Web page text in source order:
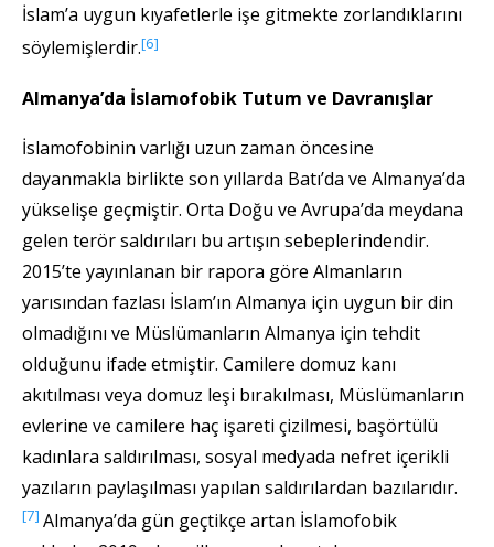
İslam’a uygun kıyafetlerle işe gitmekte zorlandıklarını
söylemişlerdir.[6]
Almanya’da İslamofobik Tutum ve Davranışlar
İslamofobinin varlığı uzun zaman öncesine
dayanmakla birlikte son yıllarda Batı’da ve Almanya’da
yükselişe geçmiştir. Orta Doğu ve Avrupa’da meydana
gelen terör saldırıları bu artışın sebeplerindendir.
2015’te yayınlanan bir rapora göre Almanların
yarısından fazlası İslam’ın Almanya için uygun bir din
olmadığını ve Müslümanların Almanya için tehdit
olduğunu ifade etmiştir. Camilere domuz kanı
akıtılması veya domuz leşi bırakılması, Müslümanların
evlerine ve camilere haç işareti çizilmesi, başörtülü
kadınlara saldırılması, sosyal medyada nefret içerikli
yazıların paylaşılması yapılan saldırılardan bazılarıdır.
[7] Almanya’da gün geçtikçe artan İslamofobik